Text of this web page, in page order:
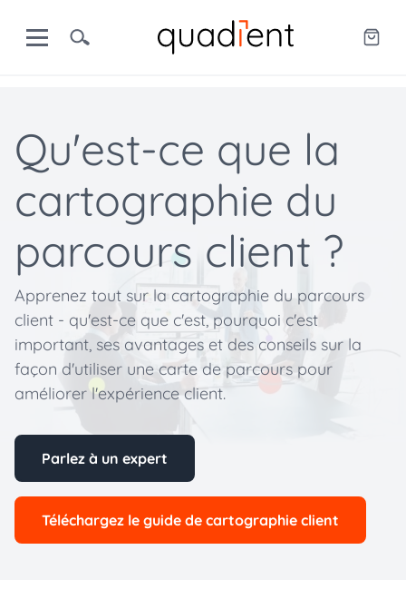
Qu'est-ce que la
cartographie du
parcours client ?
Apprenez tout sur la cartographie du parcours
client - qu'est-ce que c'est, pourquoi c'est
important, ses avantages et des conseils sur la
façon d'utiliser une carte de parcours pour
améliorer l'expérience client.
Parlez à un expert
Téléchargez le guide de cartographie client